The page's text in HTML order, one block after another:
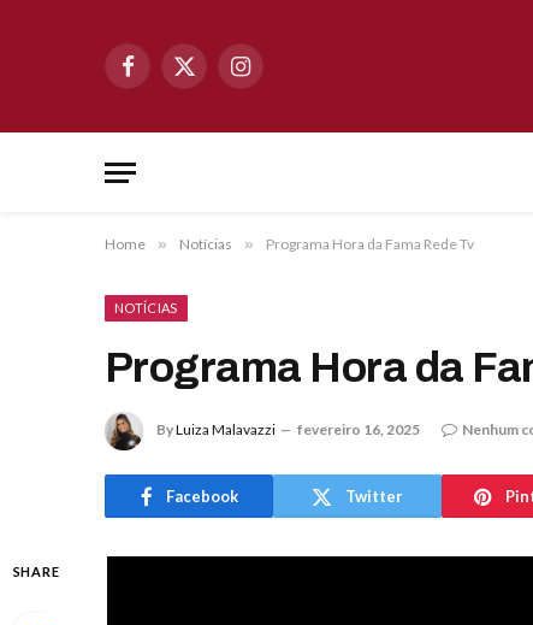
Facebook
X
Instagram
Home » Notícias » Programa Hora da Fama Rede Tv
NOTÍCIAS
Programa Hora da
ByLuiza Malavazzi fevereiro 16, 2025 Nenhum
Facebook Twitter
SHARE